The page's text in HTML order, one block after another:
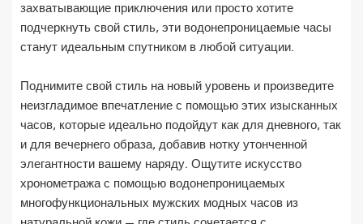
захватывающие приключения или просто хотите
подчеркнуть свой стиль, эти водонепроницаемые часы
станут идеальным спутником в любой ситуации.
Поднимите свой стиль на новый уровень и произведите
неизгладимое впечатление с помощью этих изысканных
часов, которые идеально подойдут как для дневного, так
и для вечернего образа, добавив нотку утонченной
элегантности вашему наряду. Ощутите искусство
хронометража с помощью водонепроницаемых
многофункциональных мужских модных часов из